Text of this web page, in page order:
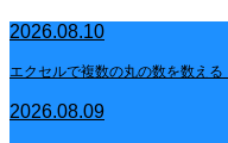
2026.08.10
エクセルで複数の丸の数を数え
2026.08.09